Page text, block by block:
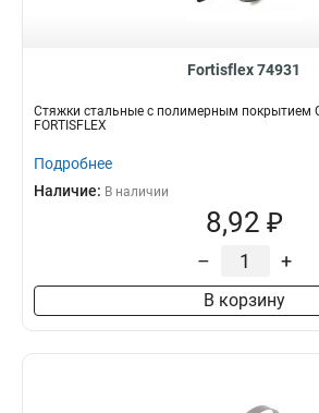
Fortisflex 74931
Стяжки стальные с полимерным покрытием
FORTISFLEX
Подробнее
Наличие: В наличии
8,92 ₽
– +
В корзину